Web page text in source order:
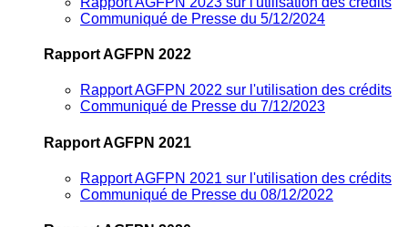
Communiqué de Presse du 5/12/2024
Rapport AGFPN 2022
Rapport AGFPN 2022 sur l'utilisation des crédits
Communiqué de Presse du 7/12/2023
Rapport AGFPN 2021
Rapport AGFPN 2021 sur l'utilisation des crédits
Communiqué de Presse du 08/12/2022